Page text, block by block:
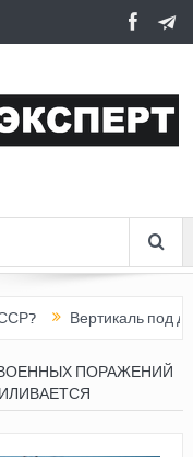
Вертикаль под
ПОРАЖЕНИЙ